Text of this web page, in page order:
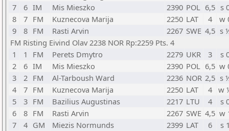
7
6 IM Mis Mieszko 2390 POL 6,5 s
8
7 FM Kuznecova Marija 2250 LAT 4
w
9
8 FM Rasti Arvin 2267 SWE 4,5 s
FM Risting Eivind Olav 2238 NOR Rp:2259 Pts. 4
1
1 FM Perets Dmytro 2279 UKR 3
s
2
6 IM Mis Mieszko 2390 POL 6,5 w
3
2 FM Al-Tarboush Ward 2236 NOR 2,5 s
4
7 FM Kuznecova Marija 2250 LAT 4 w
5
3 FM Bazilius Augustinas 2217 LTU 4
s
6
8 FM Rasti Arvin 2267 SWE 4,5 w
7
4 GM Miezis Normunds 2399 LAT 6
s